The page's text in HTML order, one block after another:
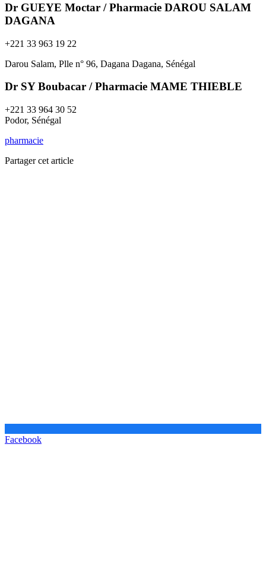
Dr GUEYE Moctar / Pharmacie DAROU SALAM
DAGANA
+221 33 963 19 22
Darou Salam, Plle n° 96, Dagana Dagana, Sénégal
Dr SY Boubacar / Pharmacie MAME THIEBLE
+221 33 964 30 52
Podor, Sénégal
pharmacie
Partager cet article
Facebook